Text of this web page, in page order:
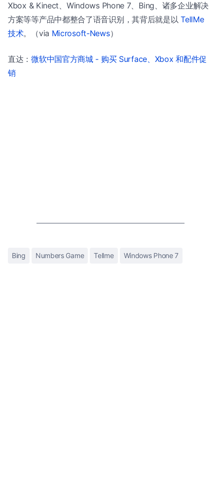
Xbox & Kinect、Windows Phone 7、Bing、诸多企业解决
方案等等产品中都整合了语音识别，其背后就是以TellMe
技术。（via Microsoft-News）
直达：微软中国官方商城 - 购买 Surface、Xbox 和配件促
销
Bing Numbers Game Tellme Windows Phone 7